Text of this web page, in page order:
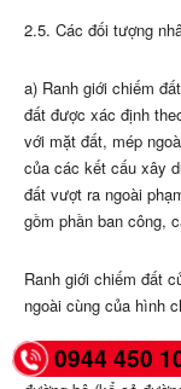
2.5. Các đối tượng
a) Ranh giới chiếm
đất được xác định
với mặt đất, mép
của các kết cấu xây
đất vượt ra ngoài
gồm phần ban công,
Ranh giới chiếm đất
ngoài cùng của hình
b) Hệ thống giao
0944 450